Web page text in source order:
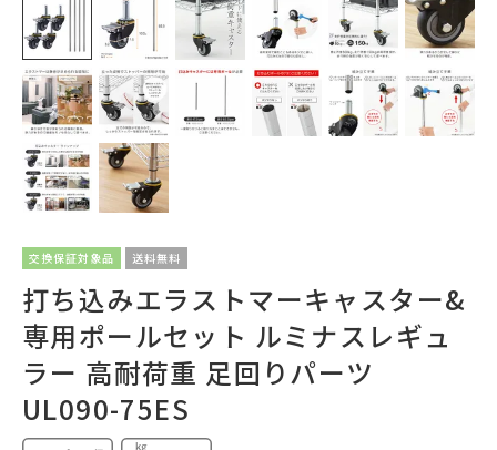
交換保証対象品 送料無料
打ち込みエラストマーキャスター&
専用ポールセット ルミナスレギュ
ラー 高耐荷重 足回りパーツ
UL090-75ES